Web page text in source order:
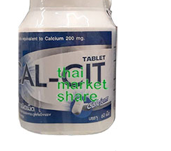
สิวอุดตันหน้ามัน
ครีมกันแดด ปัญหาฝ้า กระ
ครีมหน้าใส
สุดฮิต เกาหลี
สุดฮิต ญี่ปุ่น
ข้อเสื่อม กระดูก
ดีทอกซ์
SpringMate
Vitamate
Nature's Bounty
Glutapung
Naturbiotic
Nutri Master
Nutrakal นูทราแคล